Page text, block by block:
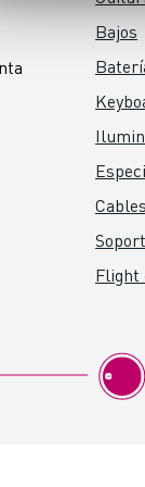
Bajos
Flight